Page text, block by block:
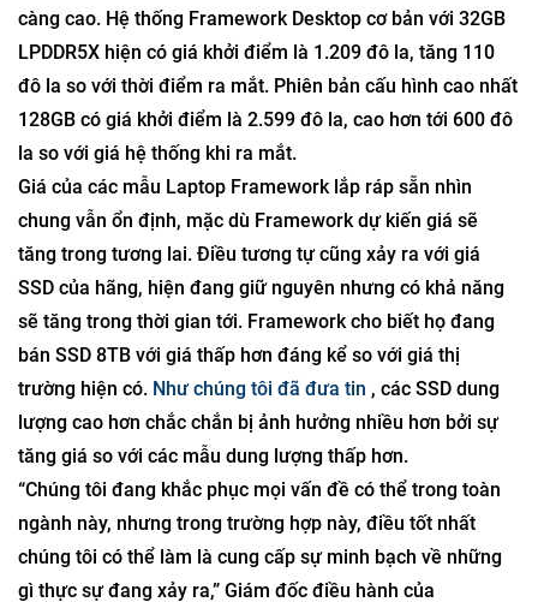
càng cao. Hệ thống Framework Desktop cơ bản với 32GB
LPDDR5X hiện có giá khởi điểm là 1.209 đô la, tăng 110
đô la so với thời điểm ra mắt. Phiên bản cấu hình cao nhất
128GB có giá khởi điểm là 2.599 đô la, cao hơn tới 600 đô
la so với giá hệ thống khi ra mắt.
Giá của các mẫu Laptop Framework lắp ráp sẵn nhìn
chung vẫn ổn định, mặc dù Framework dự kiến ​​giá sẽ
tăng trong tương lai. Điều tương tự cũng xảy ra với giá
SSD của hãng, hiện đang giữ nguyên nhưng có khả năng
sẽ tăng trong thời gian tới. Framework cho biết họ đang
bán SSD 8TB với giá thấp hơn đáng kể so với giá thị
trường hiện có. Như chúng tôi đã đưa tin , các SSD dung
lượng cao hơn chắc chắn bị ảnh hưởng nhiều hơn bởi sự
tăng giá so với các mẫu dung lượng thấp hơn.
“Chúng tôi đang khắc phục mọi vấn đề có thể trong toàn
ngành này, nhưng trong trường hợp này, điều tốt nhất
chúng tôi có thể làm là cung cấp sự minh bạch về những
gì thực sự đang xảy ra,” Giám đốc điều hành của